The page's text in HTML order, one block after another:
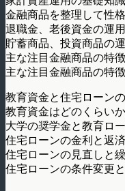
金融商品を整理して性
退職金、老後資金の運
貯蓄商品、投資商品の
主な注目金融商品の特徴
主な注目金融商品の特徴
教育資金と住宅ローン
教育資金はどのくらい
大学の奨学金と教育ロ
住宅ローンの金利と返
住宅ローンの見直しと
住宅ローンの条件変更